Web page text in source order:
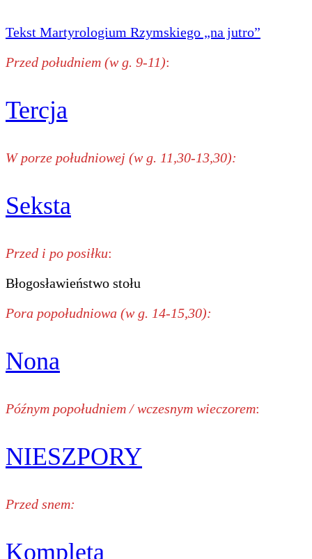
Tekst Martyrologium Rzymskiego „na jutro”
Przed południem (w g. 9-11):
Tercja
W porze południowej (w g. 11,30-13,30):
Seksta
Przed i po posiłku:
Błogosławieństwo stołu
Pora popołudniowa (w g. 14-15,30):
Nona
Późnym popołudniem / wczesnym wieczorem:
NIESZPORY
Przed snem:
Kompleta